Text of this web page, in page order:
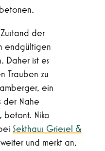
der
endgültigen
Daher ist es
Trauben zu
ein
der Nahe
betont. Niko
Sekthaus Griesel &
und merkt an,